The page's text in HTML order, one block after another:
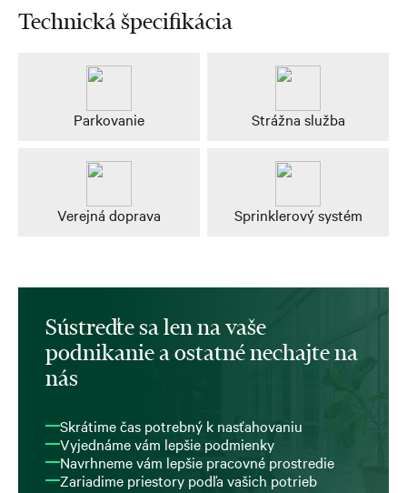
Technická špecifikácia
Parkovanie Strážna služba
Verejná doprava Sprinklerový systém
Sústreďte sa len na vaše
podnikanie a ostatné nechajte na
nás
Skrátime čas potrebný k nasťahovaniu
Vyjednáme vám lepšie podmienky
Navrhneme vám lepšie pracovné prostredie
Zariadime priestory podľa vašich potrieb